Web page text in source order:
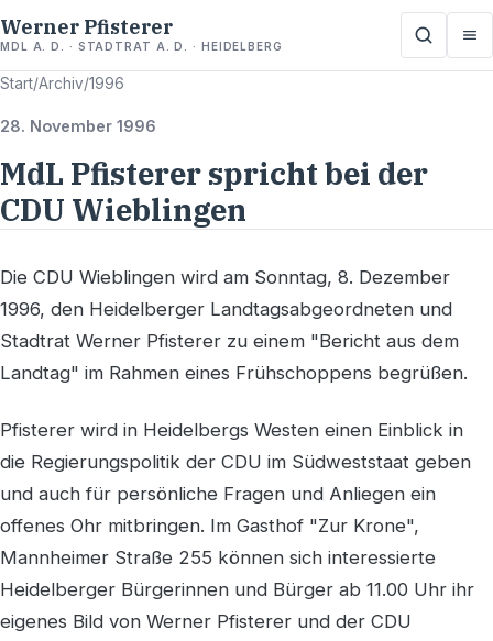
Werner Pfisterer
MDL A. D. · STADTRAT A. D. · HEIDELBERG
Start/Archiv/1996
28. November 1996
MdL Pfisterer spricht bei der
CDU Wieblingen
Die CDU Wieblingen wird am Sonntag, 8. Dezember
1996, den Heidelberger Landtagsabgeordneten und
Stadtrat Werner Pfisterer zu einem "Bericht aus dem
Landtag" im Rahmen eines Frühschoppens begrüßen.
Pfisterer wird in Heidelbergs Westen einen Einblick in
die Regierungspolitik der CDU im Südweststaat geben
und auch für persönliche Fragen und Anliegen ein
offenes Ohr mitbringen. Im Gasthof "Zur Krone",
Mannheimer Straße 255 können sich interessierte
Heidelberger Bürgerinnen und Bürger ab 11.00 Uhr ihr
eigenes Bild von Werner Pfisterer und der CDU